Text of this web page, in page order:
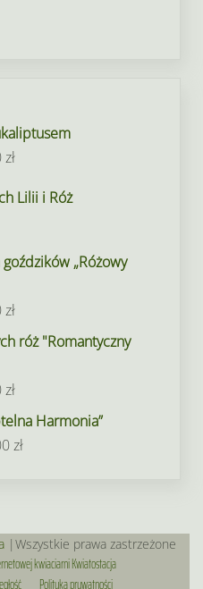
złZakres
od
do
Lilii i Róż
„Różowy
złZakres
cen:
179,00 zł
róż "Romantyczny
złZakres
cen:
od
Harmonia”
złZakres
do
265,00 zł
|Wszystkie prawa zastrzeżone
kwiaciarni Kwiatostacja
Polityka prywatności